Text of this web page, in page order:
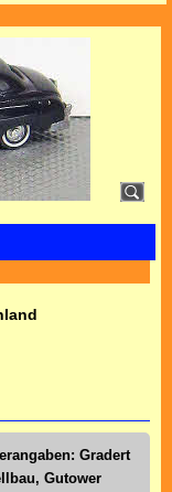
Gradert
Gutower